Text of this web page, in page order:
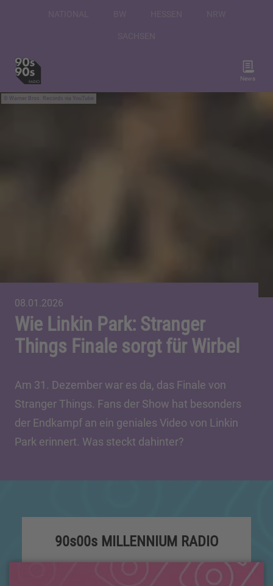
News
Warner Bros. Records via YouTube
08.01.2026
Wie Linkin Park: Stranger
Things Finale sorgt für Wirbel
Am 31. Dezember war es da, das Finale von
Stranger Things. Fans der Show hat besonders
der Endkampf an ein geniales Video von Linkin
Park erinnert. Was steckt dahinter?
90s00s MILLENNIUM RADIO